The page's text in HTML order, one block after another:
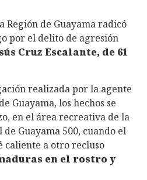
Región de Guayama radicó
por el delito de agresión
Cruz Escalante, de 61
realizada por la agente
Guayama, los hechos se
en el área recreativa de la
Guayama 500, cuando el
caliente a otro recluso
en el rostro y